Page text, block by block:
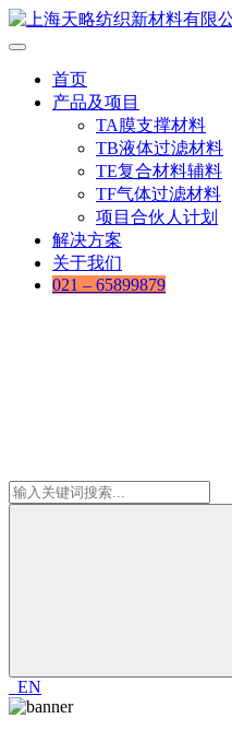
首页
产品及项目
TA膜支撑材料
TB液体过滤材料
TE复合材料辅料
TF气体过滤材料
项目合伙人计划
解决方案
关于我们
021 – 65899879
EN